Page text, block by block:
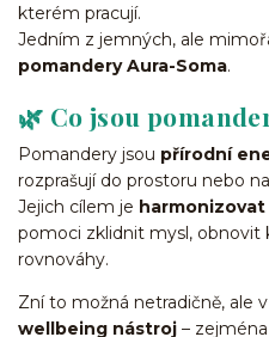
kterém pracují.
Jedním z jemných, ale
pomandery Aura-Soma.
🌿 Co jsou
Pomandery jsou přírodní
rozprašují do prostoru nebo
Jejich cílem je
pomoci zklidnit mysl, obnovit
rovnováhy.
Zní to možná netradičně, ale
wellbeing nástroj –